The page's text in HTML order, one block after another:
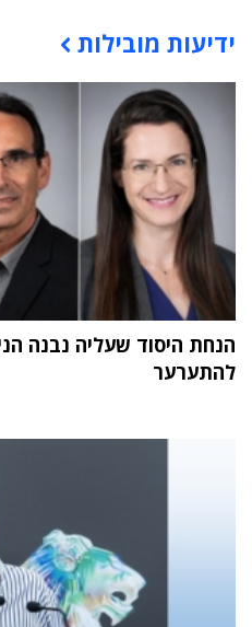
תוכן פרסומי
ידיעות מובילות
הנחת היסוד שעליה נבנה
להתערער